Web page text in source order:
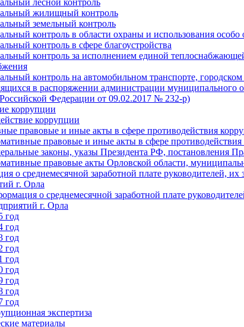
лесной контроль
жилищный контроль
земельный контроль
контроль в области охраны и использования
контроль в сфере благоустройства
контроль за исполнением единой теплоснабжающей
контроль на автомобильном транспорте,
в распоряжении администрации муниципального
Федерации от 09.02.2017 № 232-р)
коррупции
коррупции
правовые и иные акты в сфере противодействия
правовые и иные акты в сфере противодействия
законы, указы Президента РФ, постановления
правовые акты Орловской области,
о среднемесячной заработной плате руководителей,
г. Орла
о среднемесячной заработной плате
г. Орла
год
год
год
год
год
год
год
год
год
экспертиза
материалы